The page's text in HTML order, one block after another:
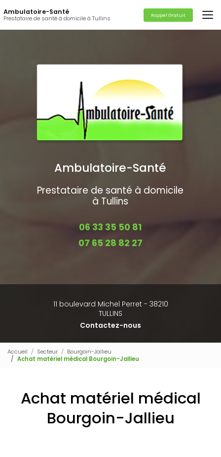
au
contenu
principal
Ambulatoire-Santé
Prestataire de santé à domicile à Tullins Rappel Gratuit
Ambulatoire-Santé
Prestataire de santé à domicile
à Tullins
06 33 35 50 81
07 65 28 82 27
11 boulevard Michel Perret - 38210
TULLINS
Contactez-nous
Accueil Secteur
Bourgoin-Jallieu
Achat matériel médical Bourgoin-Jallieu
Achat matériel médical
Bourgoin-Jallieu